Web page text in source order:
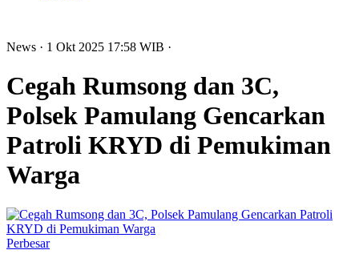
News · 1 Okt 2025 17:58 WIB ·
Cegah Rumsong dan 3C,
Polsek Pamulang Gencarkan
Patroli KRYD di Pemukiman
Warga
Perbesar